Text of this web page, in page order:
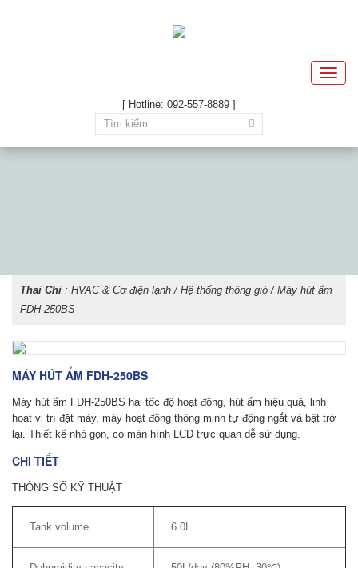
Toggle
[ Hotline: 092-557-8889 ]
Thai Chi : HVAC & Cơ điện lạnh / Hệ thống thông gió / Máy hút ẩm
FDH-250BS
MÁY HÚT ẨM FDH-250BS
Máy hút ẩm FDH-250BS hai tốc độ hoạt động, hút ẩm hiệu quả, linh
hoạt vị trí đặt máy, máy hoạt động thông minh tự động ngắt và bật trở
lại. Thiết kế nhỏ gọn, có màn hình LCD trực quan dễ sử dụng.
CHI TIẾT
THÔNG SỐ KỸ THUẬT
Tank volume 6.0L